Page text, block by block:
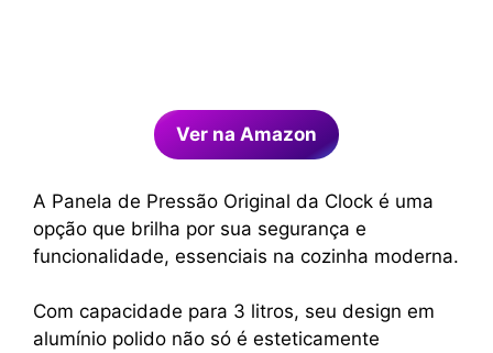
Ver na Amazon
A Panela de Pressão Original da Clock é uma
opção que brilha por sua segurança e
funcionalidade, essenciais na cozinha moderna.
Com capacidade para 3 litros, seu design em
alumínio polido não só é esteticamente